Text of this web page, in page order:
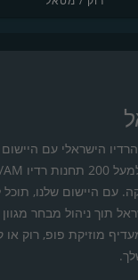
הישראלי עם היישום
עם היישום שלנו, תוכל
תוך ניהול מבחר
מוזיקת פופ, רוק או